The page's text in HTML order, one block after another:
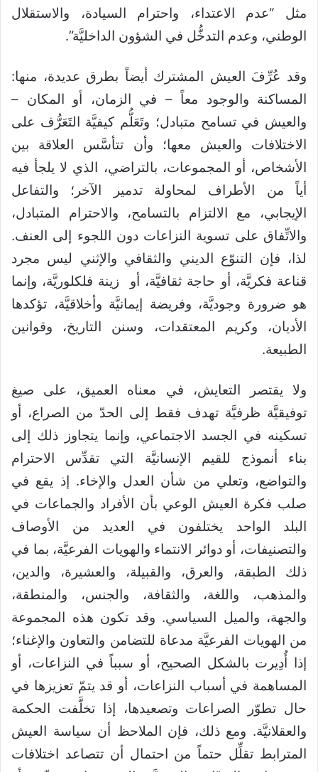
مثل “عدم الاعتداء، واحترام السيادة، والاستقلال
الوطني، وعدم التدخُّل في الشؤون الداخليَّة”.
وقد عُرِّفَ العيش المشترك أيضاً بطرق عديدة، منها:
المساكنة والوجود معاً – في الزمان، أو المكان –
والعيش في تسامح متبادل؛ وتَعَلُّم كيفيَّة التَعَرُّف على
الاختلافات والعيش معها؛ وأن تتأسَّس العلاقة بين
الأشخاص، أو المجموعات، بالتراضي، الذي لا يلجأ فيه
أياً من الأطراف لمحاولة تدمير الآخر؛ والتفاعل
الإيجابي، مع الالتزام بالتسامح، والاحترام المتبادل،
والاتِّفاق على تسوية النزاعات دون اللجوء إلى العنف.
لذا، فإن التنوّع الديني والثقافي والإثني ليس مجرد
قناعة فكريَّة، أو حاجة ثقافيَّة، أو زينة فلكلوريَّة، وإنما
هو ضرورة وجوديَّة، وفريضة إيمانيَّة وأخلاقيَّة، تؤكدها
الأديان، وكريم المعتقدات، وسنن التاريخ، وقوانين
الطبيعة.
ولا يقتصر التعايش، في معناه العميق، على صيغ
توفيقيَّة ظرفيَّة تهدف فقط إلى الحدّ من الصراع، أو
تسكينه في الجسد الاجتماعي، وإنما يتجاوز ذلك إلى
بناء أنموذج للقيم الإنسانيَّة التي تقدِّس الاحترام
والتواضع، وتعلي من شأن العدل والإخاء. إذ يقع في
صلب فكرة العيش الوعي بأن الأفراد والجماعات في
البلد الواحد يختلفون في العديد من الأوصاف
والتصنيفات، أو دوائر الانتماء والهويات الفرعيَّة، بما في
ذلك الطبقة، والعرق، والقبيلة، والعشيرة، والدين،
والمذهب، واللغة، والثقافة، والجنس، والمنطقة،
والجهة، والميل السياسي. وقد تكون هذه المجموعة
من الهويات الفرعيَّة مدعاة للتضامن والتعاون والإغناء؛
إذا أُدِيرت بالشكل الصحيح، أو سبباً في النزاعات، أو
المساهمة في أسباب النزاعات، أو قد يتمّ تعزيزها في
حال تطوّر الصراعات وتصعيدها، إذا تخلَّفت الحكمة
والعقلانيَّة. ومع ذلك، فإن الملاحظ أن سياسة العيش
المترابط تقلِّل حتماً من احتمال أن تتصاعد اختلافات